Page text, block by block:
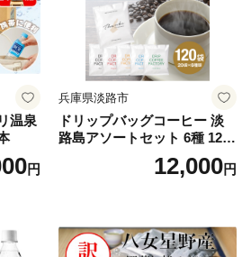
温泉
円
兵庫県淡路市
ドリップバッグコーヒー 淡
路島アソートセット 6種 120
袋 飲み比べ コーヒー
12,000円